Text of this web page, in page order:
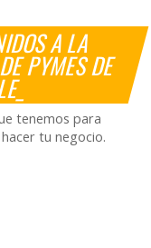
A LA
PYMES DE
tenemos para
tu negocio.